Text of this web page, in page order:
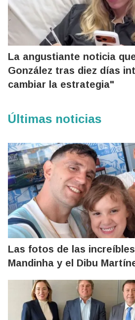
La angustiante noticia
González tras diez días
cambiar la estrategia"
Últimas noticias
Las fotos de las
Mandinha y el Dibu